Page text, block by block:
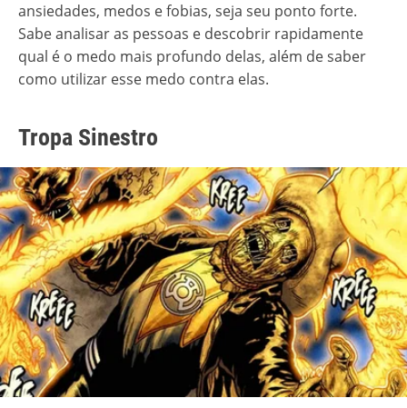
ansiedades, medos e fobias, seja seu ponto forte.
Sabe analisar as pessoas e descobrir rapidamente
qual é o medo mais profundo delas, além de saber
como utilizar esse medo contra elas.
Tropa Sinestro